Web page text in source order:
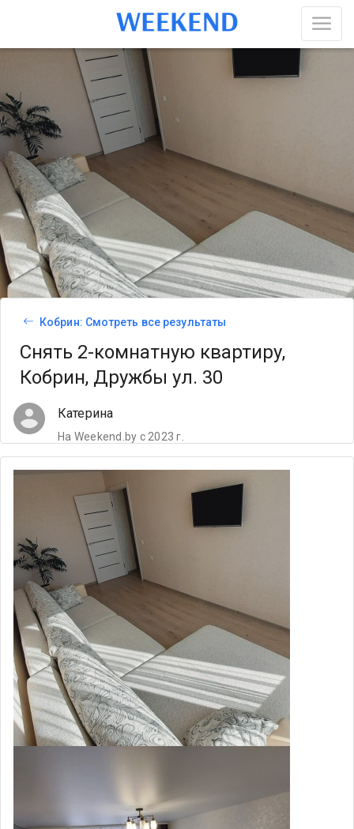
Кобрин: Смотреть все результаты
Снять 2-комнатную квартиру,
Кобрин, Дружбы ул. 30
Катерина
На Weekend.by с 2023 г.